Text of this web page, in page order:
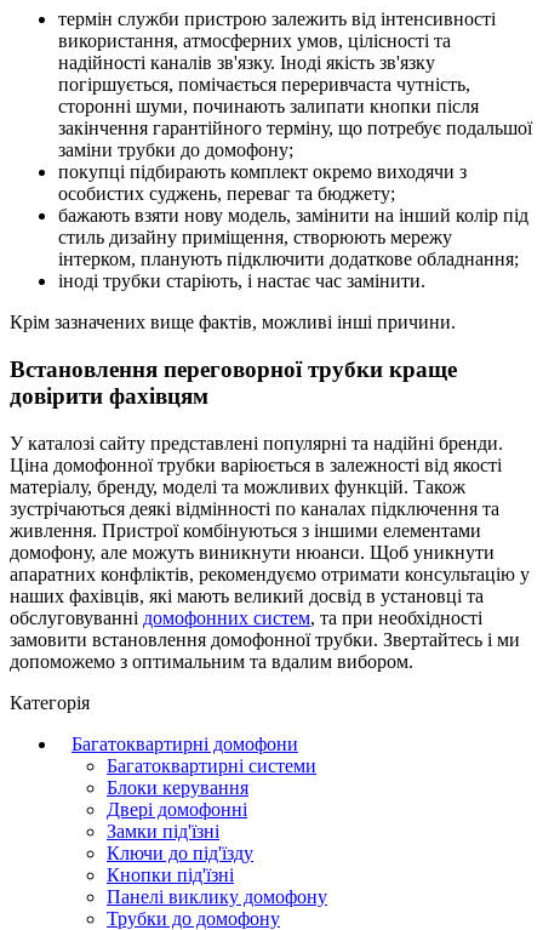
термін служби пристрою залежить від інтенсивності
використання, атмосферних умов, цілісності та
надійності каналів зв'язку. Іноді якість зв'язку
погіршується, помічається переривчаста чутність,
сторонні шуми, починають залипати кнопки після
закінчення гарантійного терміну, що потребує подальшої
заміни трубки до домофону;
покупці підбирають комплект окремо виходячи з
особистих суджень, переваг та бюджету;
бажають взяти нову модель, замінити на інший колір під
стиль дизайну приміщення, створюють мережу
інтерком, планують підключити додаткове обладнання;
іноді трубки старіють, і настає час замінити.
Крім зазначених вище фактів, можливі інші причини.
Встановлення переговорної трубки краще
довірити фахівцям
У каталозі сайту представлені популярні та надійні бренди.
Ціна домофонної трубки варіюється в залежності від якості
матеріалу, бренду, моделі та можливих функцій. Також
зустрічаються деякі відмінності по каналах підключення та
живлення. Пристрої комбінуються з іншими елементами
домофону, але можуть виникнути нюанси. Щоб уникнути
апаратних конфліктів, рекомендуємо отримати консультацію у
наших фахівців, які мають великий досвід в установці та
обслуговуванні домофонних систем, та при необхідності
замовити встановлення домофонної трубки. Звертайтесь і ми
допоможемо з оптимальним та вдалим вибором.
Категорія
Багатоквартирні домофони
Багатоквартирні системи
Блоки керування
Двері домофонні
Замки під'їзні
Ключи до під'їзду
Кнопки під'їзні
Панелі виклику домофону
Трубки до домофону